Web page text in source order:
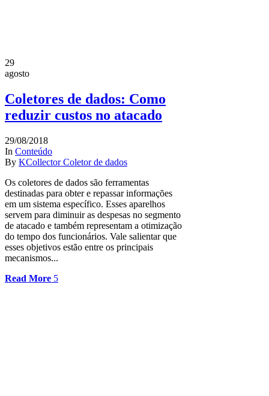
29
agosto
Coletores de dados: Como
reduzir custos no atacado
29/08/2018
In Conteúdo
By KCollector Coletor de dados
Os coletores de dados são ferramentas
destinadas para obter e repassar informações
em um sistema específico. Esses aparelhos
servem para diminuir as despesas no segmento
de atacado e também representam a otimização
do tempo dos funcionários. Vale salientar que
esses objetivos estão entre os principais
mecanismos...
Read More